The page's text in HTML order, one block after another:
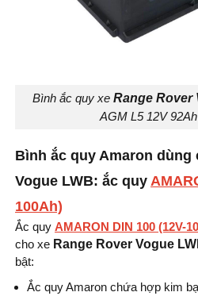
Bình ắc quy xe Range Rover
AGM L5 12V
Bình ắc quy Amaron dùng
Vogue LWB: ắc quy
100Ah)
Ắc quy AMARON DIN 100 (12V-
cho xe Range Rover Vogue
bật:
Ắc quy Amaron chứa hợp kim